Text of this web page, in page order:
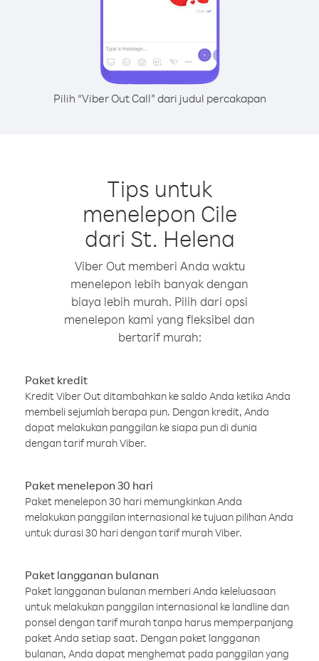
Pilih “Viber Out Call” dari judul percakapan
Tips untuk
menelepon Cile
dari St. Helena
Viber Out memberi Anda waktu
menelepon lebih banyak dengan
biaya lebih murah. Pilih dari opsi
menelepon kami yang fleksibel dan
bertarif murah:
Paket kredit
Kredit Viber Out ditambahkan ke saldo Anda ketika Anda
membeli sejumlah berapa pun. Dengan kredit, Anda
dapat melakukan panggilan ke siapa pun di dunia
dengan tarif murah Viber.
Paket menelepon 30 hari
Paket menelepon 30 hari memungkinkan Anda
melakukan panggilan internasional ke tujuan pilihan Anda
untuk durasi 30 hari dengan tarif murah Viber.
Paket langganan bulanan
Paket langganan bulanan memberi Anda keleluasaan
untuk melakukan panggilan internasional ke landline dan
ponsel dengan tarif murah tanpa harus memperpanjang
paket Anda setiap saat. Dengan paket langganan
bulanan, Anda dapat menghemat pada panggilan yang